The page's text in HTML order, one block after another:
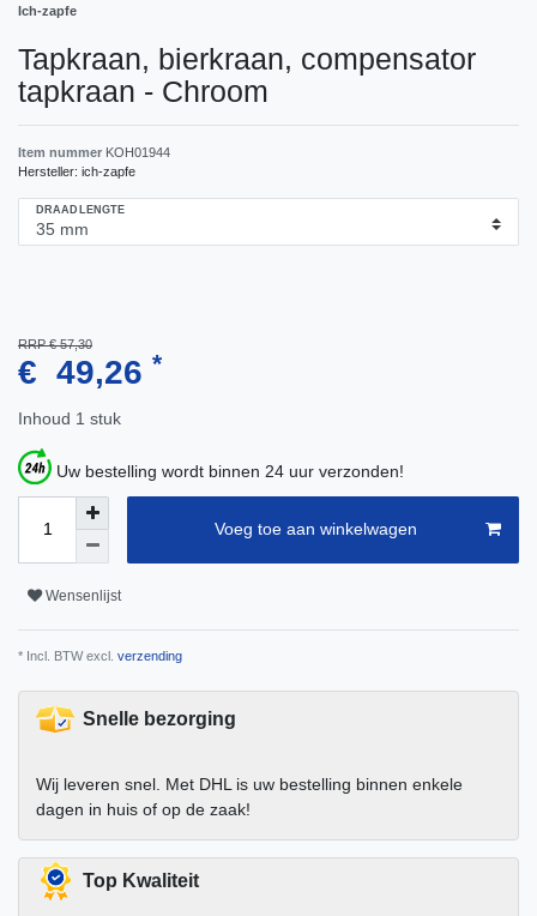
Ich-zapfe
Tapkraan, bierkraan, compensator
tapkraan - Chroom
Item nummer KOH01944
Hersteller: ich-zapfe
DRAADLENGTE
RRP € 57,30
€ 49,26 *
Inhoud 1 stuk
Uw bestelling wordt binnen 24 uur verzonden!
Voeg toe aan winkelwagen
Wensenlijst
* Incl. BTW excl. verzending
Snelle bezorging
Wij leveren snel. Met DHL is uw bestelling binnen enkele
dagen in huis of op de zaak!
Top Kwaliteit